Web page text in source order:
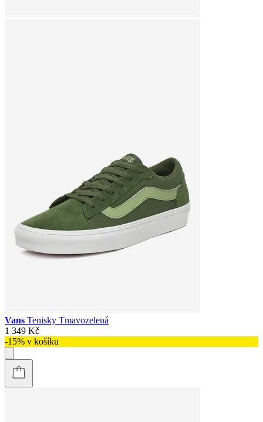
Vans Tenisky Tmavozelená
1 349 Kč
-15% v košíku